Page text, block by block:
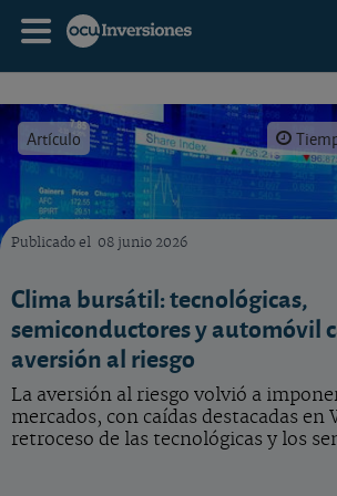
Artículo
Últimas noticias sobre estas dos compañías incluidas en
Publicado el 08 junio 2026
Clima bursátil: tecnológicas,
semiconductores y automóvil
aversión al riesgo
La aversión al riesgo volvió a
mercados, con caídas destacadas en
retroceso de las tecnológicas y los